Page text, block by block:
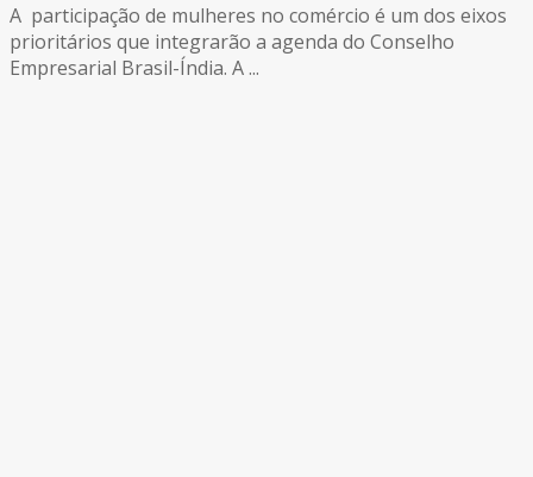
A participação de mulheres no comércio é um dos eixos
prioritários que integrarão a agenda do Conselho
Empresarial Brasil-Índia. A ...